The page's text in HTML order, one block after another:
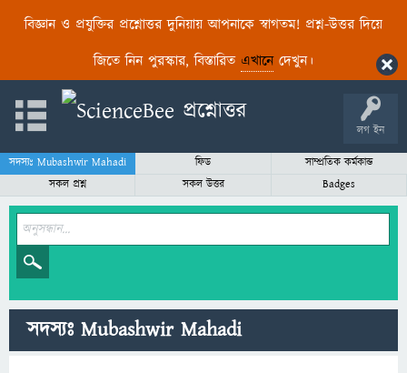
বিজ্ঞান ও প্রযুক্তির প্রশ্নোত্তর দুনিয়ায় আপনাকে স্বাগতম! প্রশ্ন-উত্তর দিয়ে
জিতে নিন পুরস্কার, বিস্তারিত এখানেদেখুন।
লগ ইন
সদস্যঃ Mubashwir Mahadi ফিড
সাম্প্রতিক কর্মকান্ড
সকল প্রশ্ন
সকল উত্তর Badges
সদস্যঃ Mubashwir Mahadi